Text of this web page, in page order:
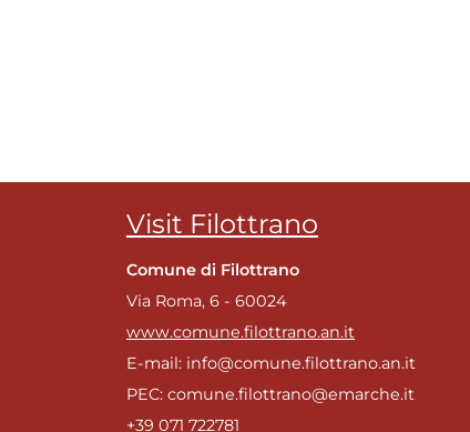
Visit Filottrano
Comune di Filottrano
Via Roma, 6 - 60024
www.comune.filottrano.an.it
E-mail: info@comune.filottrano.an.it
PEC: comune.filottrano@emarche.it
+39 071 722781